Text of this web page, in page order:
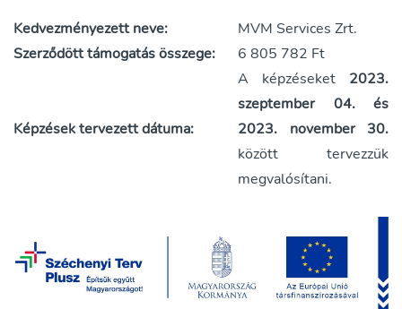
Kedvezményezett neve:
MVM Services Zrt.
Szerződött támogatás összege:
6 805 782 Ft
Képzések tervezett dátuma:
A képzéseket 2023.
szeptember 04. és
2023. november 30.
között tervezzük
megvalósítani.